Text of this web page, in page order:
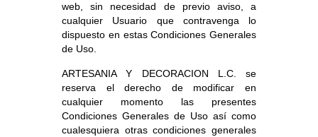
web, sin necesidad de previo aviso, a
cualquier Usuario que contravenga lo
dispuesto en estas Condiciones Generales
de Uso.
ARTESANIA Y DECORACION L.C. se
reserva el derecho de modificar en
cualquier momento las presentes
Condiciones Generales de Uso así como
cualesquiera otras condiciones generales